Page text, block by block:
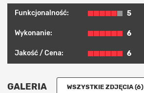
Funkcjonalność: 5
Wykonanie: 6
Jakość / Cena: 6
GALERIA WSZYSTKIE ZDJĘCIA (6)